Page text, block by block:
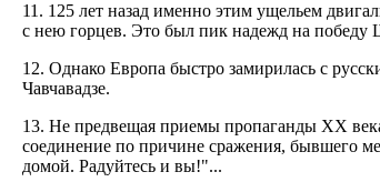
11. 125 лет назад именно этим ущельем
с нею горцев. Это был пик надежд на победу
12. Однако Европа быстро замирилась с
Чавчавадзе.
13. Не предвещая приемы пропаганды ХХ
соединение по причине сражения, бывшего
домой. Радуйтесь и вы!"...